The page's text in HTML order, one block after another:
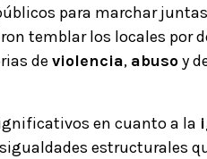
para marchar
temblar los locales por
de violencia, abusoy
en cuanto a la
estructurales